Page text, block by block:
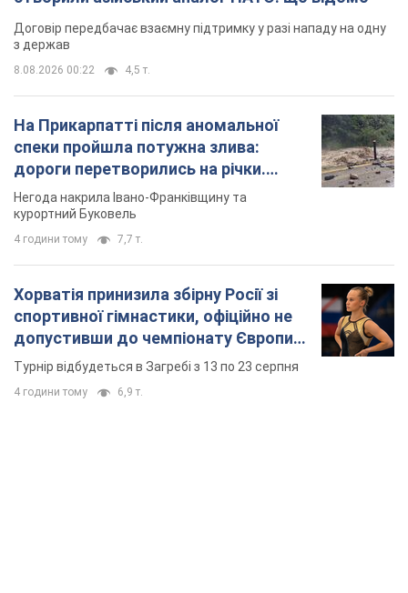
Відео
курортний Буковель
спортивної гімнастики, офіційно не
допустивши до чемпіонату Європи
основних спортсменів
4 години тому 6,9 т.